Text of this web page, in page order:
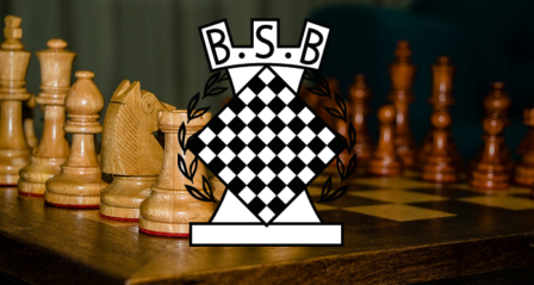
Skip
to
content